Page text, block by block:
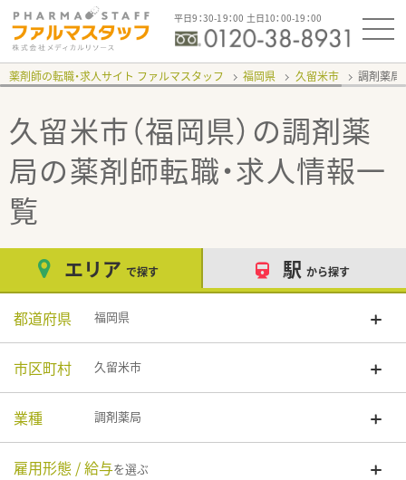
平日9：30-19：00 土日10：00-19：00
薬剤師の転職・求人サイト ファルマスタッフ 福岡県 久留米市 調剤薬局
久留米市（福岡県）の調剤薬
局の薬剤師転職・求人情報一
覧
エリア で探す 駅 から探す
都道府県 福岡県
市区町村 久留米市
業種 調剤薬局
雇用形態 / 給与を選ぶ